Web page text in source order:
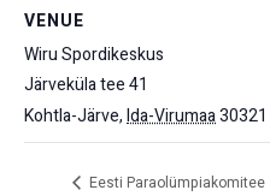
VENUE
Wiru Spordikeskus
Järveküla tee 41
Kohtla-Järve,Ida-Virumaa30321
Eesti Paraolümpiakomitee